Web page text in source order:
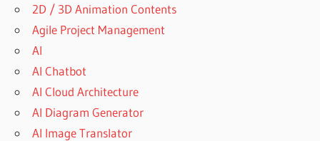
2D / 3D Animation Contents
Agile Project Management
AI
AI Chatbot
AI Cloud Architecture
AI Diagram Generator
AI Image Translator